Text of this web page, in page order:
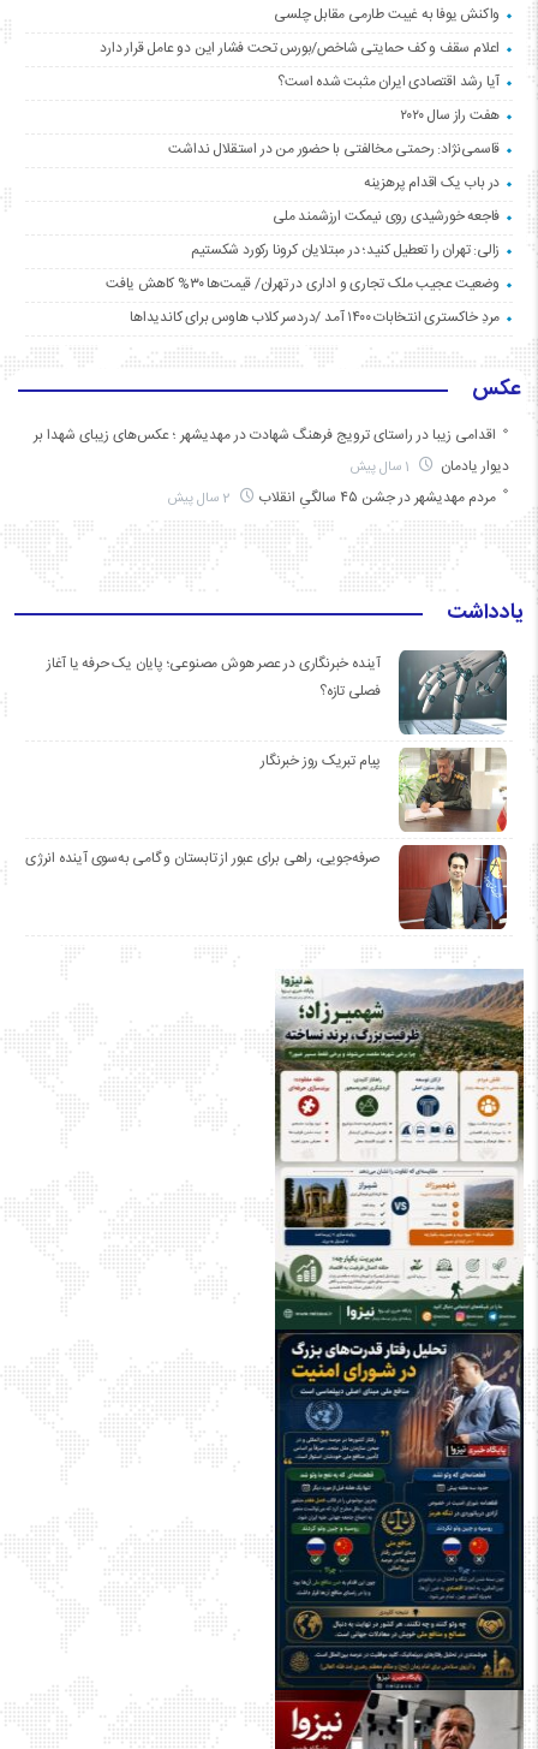
واکنش یوفا به غیبت طارمی مقابل چلسی
اعلام سقف و کف حمایتی شاخص/بورس تحت فشار این دو عامل قرار دارد
آیا رشد اقتصادی ایران مثبت شده است؟
هفت راز سال ۲۰۲۰
قاسمی‌نژاد: رحمتی مخالفتی با حضور من در استقلال نداشت
در باب یک اقدام پرهزینه
فاجعه خورشیدی روی نیمکت ارزشمند ملی
زالی: تهران را تعطیل کنید؛ در مبتلایان کرونا رکورد شکستیم
وضعیت عجیب ملک تجاری و اداری در تهران/ قیمت‌ها ۳۰% کاهش یافت
مردِ خاکستری انتخابات ۱۴۰۰ آمد /دردسر کلاب هاوس برای کاندیداها
عکس
اقدامی زیبا در راستای ترویج فرهنگ شهادت در مهدیشهر ؛ عکس‌های زیبای شهدا بر
دیوار یادمان
مردم مهدیشهر در جشن ۴۵ سالگیِ انقلاب
یادداشت
آینده خبرنگاری در عصر هوش مصنوعی؛ پایان یک حرفه یا آغاز
فصلی تازه؟
پیام تبریک روز خبرنگار
صرفه‌جویی، راهی برای عبور از تابستان و گامی به‌سوی آینده انرژی